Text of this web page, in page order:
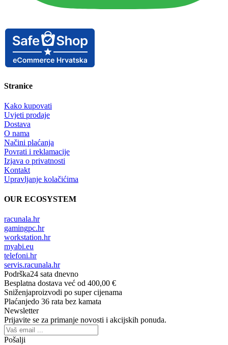
Stranice
Kako kupovati
Uvjeti prodaje
Dostava
O nama
Načini plaćanja
Povrati i reklamacije
Izjava o privatnosti
Kontakt
Upravljanje kolačićima
OUR ECOSYSTEM
racunala.hr
gamingpc.hr
workstation.hr
myabi.eu
telefoni.hr
servis.racunala.hr
Podrška24 sata dnevno
Besplatna dostava već od 400,00 €
Sniženjaproizvodi po super cijenama
Plaćanjedo 36 rata bez kamata
Newsletter
Prijavite se za primanje novosti i akcijskih ponuda.
Pošalji